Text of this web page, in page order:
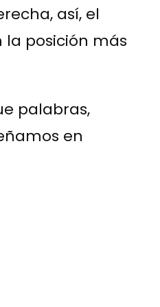
así, el
posición más
palabras,
en